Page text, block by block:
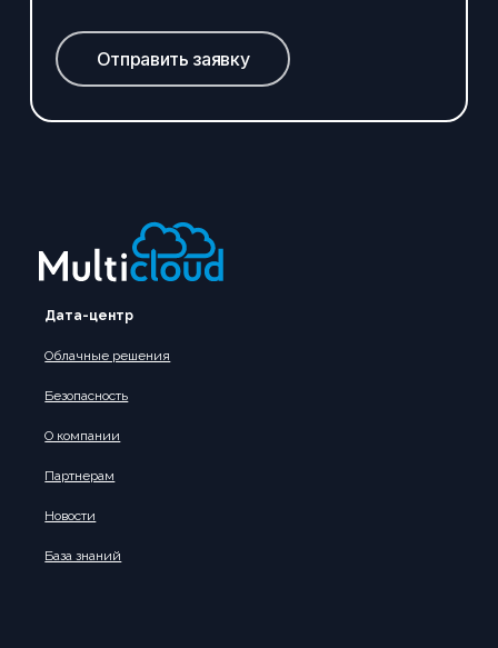
Отправить заявку
Дата-центр
Облачные решения
Безопасность
О компании
Партнерам
Новости
База знаний